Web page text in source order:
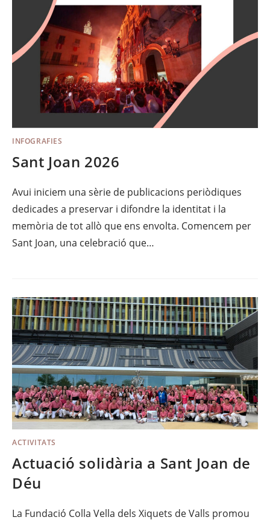
INFOGRAFIES
Sant Joan 2026
Avui iniciem una sèrie de publicacions periòdiques
dedicades a preservar i difondre la identitat i la
memòria de tot allò que ens envolta. Comencem per
Sant Joan, una celebració que…
ACTIVITATS
Actuació solidària a Sant Joan de
Déu
La Fundació Colla Vella dels Xiquets de Valls promou